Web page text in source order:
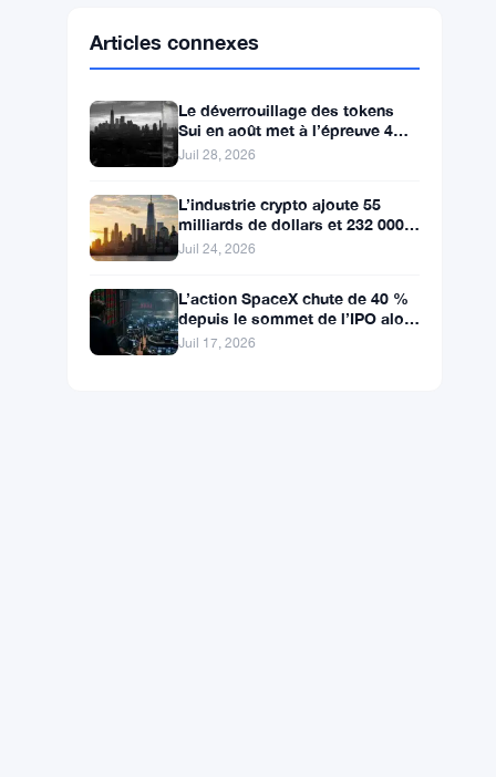
SolanaSOL $72.9104 ▼ -1.36%
XRPXRP $1.0250
Le déverrouillage des tokens